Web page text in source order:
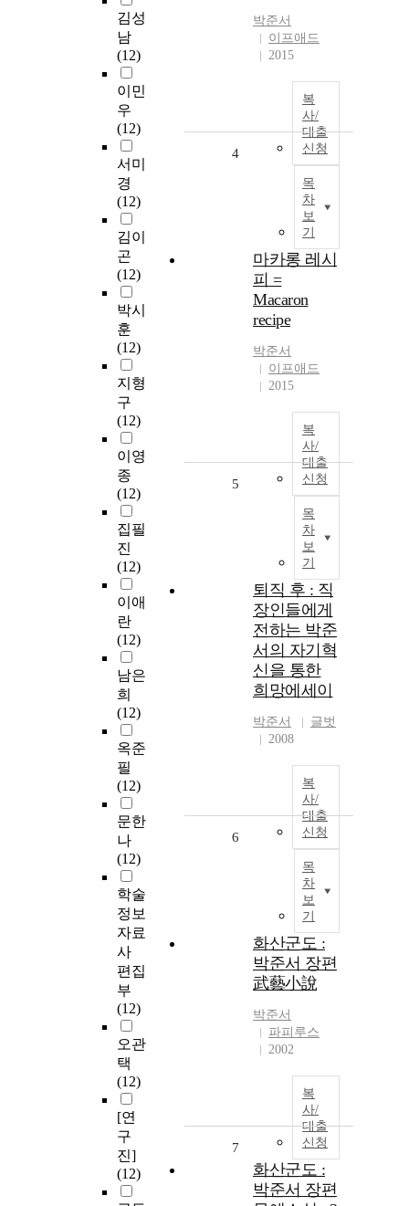
김성
남
(12)
이민
우
(12)
서미
경
(12)
김이
곤
(12)
박시
훈
(12)
지형
구
(12)
이영
종
(12)
집필
진
(12)
이애
란
(12)
남은
희
(12)
옥준
필
(12)
문한
나
(12)
학술
정보
자료
사
편집
부
(12)
오관
택
(12)
[연
구
진]
(12)
박준서
이프애드
2015
복
사/
대출
신청
목
차
보
기
4
마카롱 레시
피 =
Macaron
recipe
박준서
이프애드
2015
복
사/
대출
신청
목
차
보
기
5
퇴직 후 : 직
장인들에게
전하는 박준
서의 자기혁
신을 통한
희망에세이
박준서
글벗
2008
복
사/
대출
신청
목
차
보
기
6
화산군도 :
박준서 장편
武藝小說
박준서
파피루스
2002
복
사/
대출
신청
7
화산군도 :
박준서 장편